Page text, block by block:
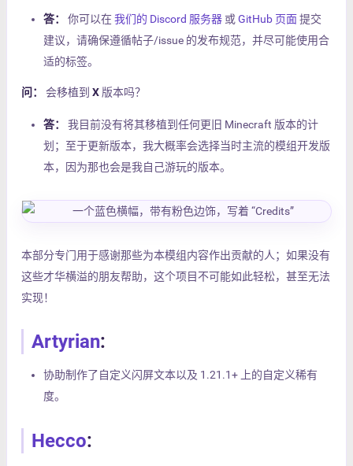
答： 你可以在我们的 Discord 服务器 或 GitHub 页面提交
建议，请确保遵循帖子/issue 的发布规范，并尽可能使用合
适的标签。
问： 会移植到 X 版本吗？
答：
我目前没有将其移植到任何更旧 Minecraft 版本的计
划；至于更新版本，我大概率会选择当时主流的模组开发版
本，因为那也会是我自己游玩的版本。
本部分专门用于感谢那些为本模组内容作出贡献的人；如果没有
这些才华横溢的朋友帮助，这个项目不可能如此轻松，甚至无法
实现！
Artyrian:
协助制作了自定义闪屏文本以及 1.21.1+ 上的自定义稀有
度。
Hecco: